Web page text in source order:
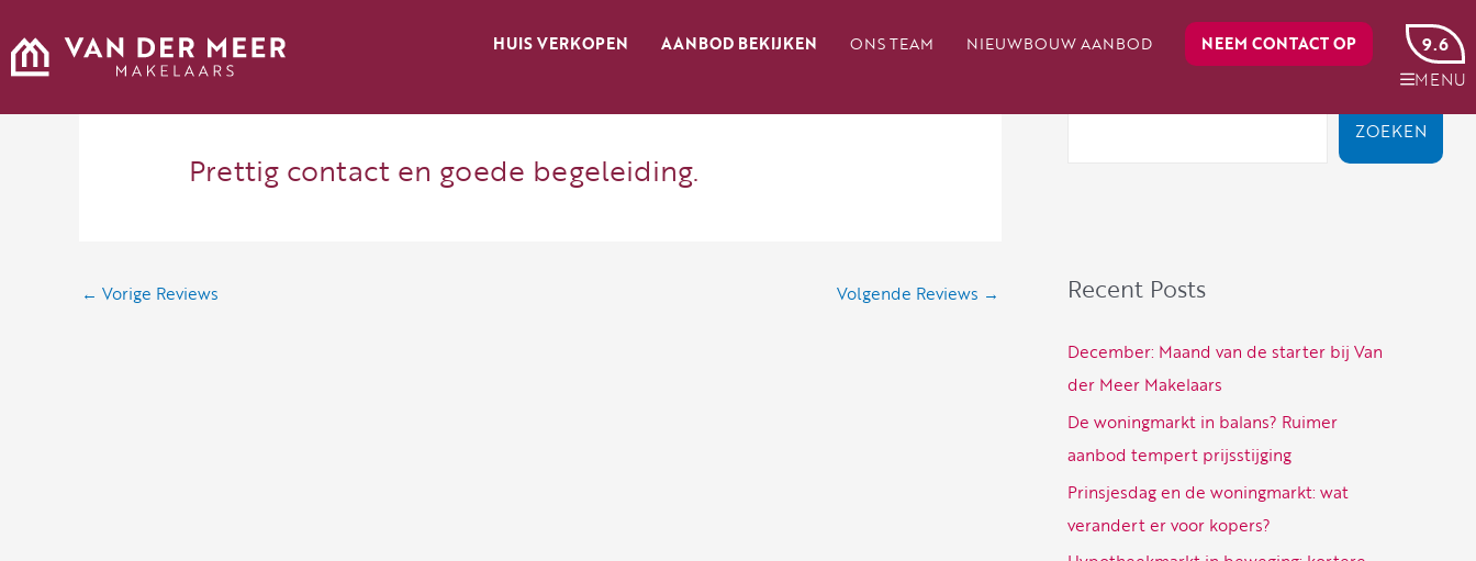
naar
HUIS VERKOPEN AANBOD BEKIJKEN ONS TEAM NIEUWBOUW AANBOD NEEM CONTACT OP
9.6
MENU
Prettig contact en goede begeleiding.
← Vorige Reviews Volgende Reviews →
ZOEKEN
Recent Posts
December: Maand van de starter bij Van
der Meer Makelaars
De woningmarkt in balans? Ruimer
aanbod tempert prijsstijging
Prinsjesdag en de woningmarkt: wat
verandert er voor kopers?